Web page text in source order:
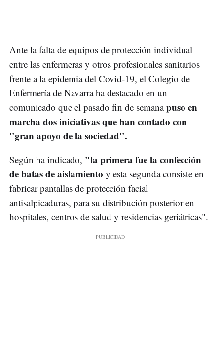
Ante la falta de equipos de protección individual
entre las enfermeras y otros profesionales sanitarios
frente a la epidemia del Covid-19, el Colegio de
Enfermería de Navarra ha destacado en un
comunicado que el pasado fin de semanapuso en
marcha dos iniciativas que han contado con
"gran apoyo de la sociedad".
Según ha indicado, "la primera fue la confección
de batas de aislamiento y esta segunda consiste en
fabricar pantallas de protección facial
antisalpicaduras, para su distribución posterior en
hospitales, centros de salud y residencias geriátricas".